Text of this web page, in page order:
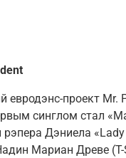
евродэнс-проект Mr.
синглом стал
рэпераДэниела
Мариан Древе (T-